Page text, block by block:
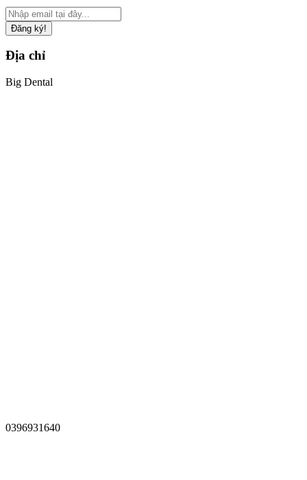
Đăng ký!
Địa chỉ
Big Dental
0396931640